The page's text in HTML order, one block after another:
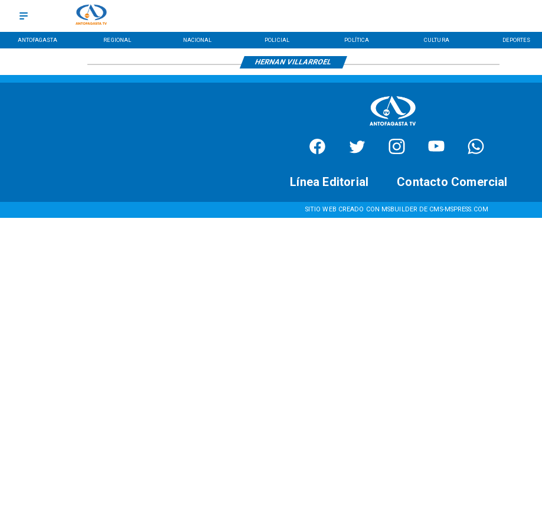
ANTOFAGASTA REGIONAL NACIONAL POLICIAL POLÍTICA CULTURA DEPORTES
HERNAN VILLARROEL
SITIO WEB CREADO CON MSBUILDER DE CMS-MSPRESS.COM
Contacto Comercial
Línea Editorial